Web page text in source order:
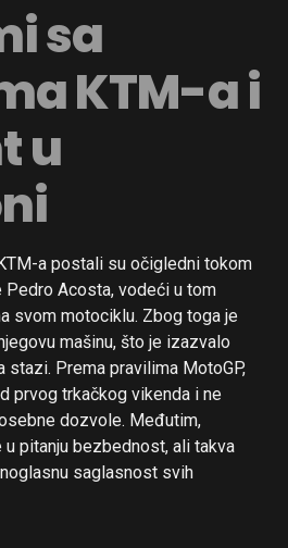
sa
KTM-a i
u
a postali su očigledni tokom
Pedro Acosta, vodeći u tom
svom motociklu. Zbog toga je
mašinu, što je izazvalo
stazi. Prema pravilima MotoGP,
prvog trkačkog vikenda i ne
dozvole. Međutim,
pitanju bezbednost, ali takva
saglasnost svih